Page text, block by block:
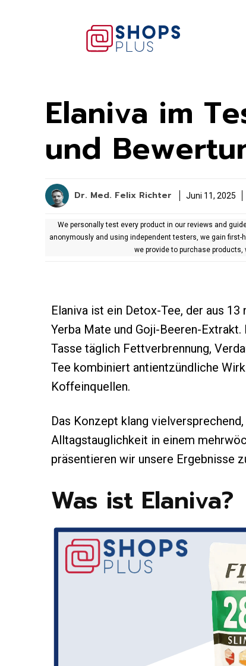
Elaniva im
und
Dr. Med. Felix Richter Juni 11, 2025
We personally test every product in our reviews and
anonymously and using independent testers, we gain
we provide to purchase
Elaniva ist ein Detox-Tee, der aus
Yerba Mate und Goji-Beeren-
Tasse täglich Fettverbrennung,
Tee kombiniert antientzündliche
Koffeinquellen.
Das Konzept klang
Alltagstauglichkeit in einem
präsentieren wir unsere Ergebnisse
Was ist Elaniva?